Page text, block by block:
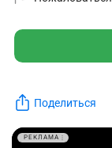
Поделиться
РЕКЛАМА